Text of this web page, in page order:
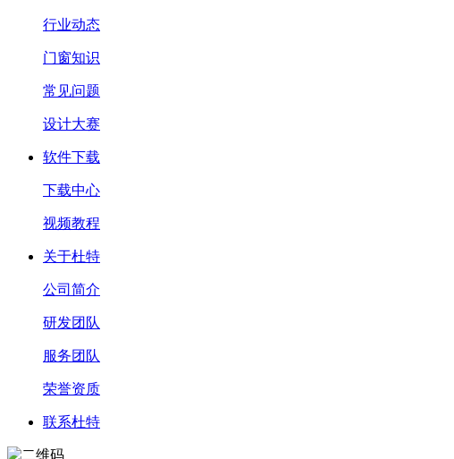
行业动态
门窗知识
常见问题
设计大赛
软件下载
下载中心
视频教程
关于杜特
公司简介
研发团队
服务团队
荣誉资质
联系杜特